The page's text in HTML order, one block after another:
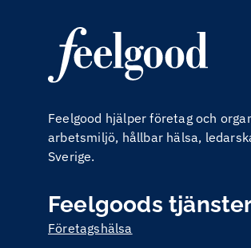
Feelgood hjälper företag och
arbetsmiljö, hållbar hälsa,
Sverige.
Feelgoods
Företagshälsa